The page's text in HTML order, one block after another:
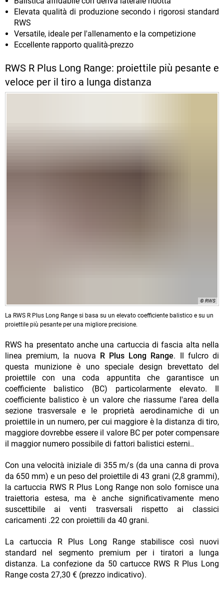
Elevata qualità di produzione secondo i rigorosi standard
RWS
Versatile, ideale per l'allenamento e la competizione
Eccellente rapporto qualità-prezzo
RWS R Plus Long Range: proiettile più pesante e
veloce per il tiro a lunga distanza
© RWS
La RWS R Plus Long Range si basa su un elevato coefficiente balistico e su un
proiettile più pesante per una migliore precisione.
RWS ha presentato anche una cartuccia di fascia alta nella
linea premium, la nuova R Plus Long Range. Il fulcro di
questa munizione è uno speciale design brevettato del
proiettile con una coda appuntita che garantisce un
coefficiente balistico (BC) particolarmente elevato. Il
coefficiente balistico è un valore che riassume l'area della
sezione trasversale e le proprietà aerodinamiche di un
proiettile in un numero, per cui maggiore è la distanza di tiro,
maggiore dovrebbe essere il valore BC per poter compensare
il maggior numero possibile di fattori balistici esterni..
Con una velocità iniziale di 355 m/s (da una canna di prova
da 650 mm) e un peso del proiettile di 43 grani (2,8 grammi),
la cartuccia RWS R Plus Long Range non solo fornisce una
traiettoria estesa, ma è anche significativamente meno
suscettibile ai venti trasversali rispetto ai classici
caricamenti .22 con proiettili da 40 grani.
La cartuccia R Plus Long Range stabilisce così nuovi
standard nel segmento premium per i tiratori a lunga
distanza. La confezione da 50 cartucce RWS R Plus Long
Range costa 27,30 € (prezzo indicativo).